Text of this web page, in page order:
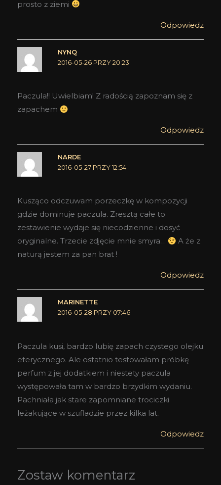
prosto z ziemi
Odpowiedz
NYNQ
2016-05-26 PRZY 20:23
Paczula!! Uwielbiam! Z radością zapoznam się z
zapachem
Odpowiedz
NARDE
2016-05-27 PRZY 12:54
Kusząco odczuwam porzeczkę w kompozycji
gdzie dominuje paczula. Zresztą całe to
zestawienie wydaje się niecodzienne i dosyć
oryginalne. Trzecie zdjęcie mnie smyra…
A że z
naturą jestem za pan brat !
Odpowiedz
MARINETTE
2016-05-28 PRZY 07:46
Paczula kusi, bardzo lubię zapach czystego olejku
eterycznego. Ale ostatnio testowałam próbkę
perfum z jej dodatkiem i niestety paczula
występowała tam w bardzo brzydkim wydaniu.
Pachniała jak stare zapomniane trociczki
leżakujące w szufladzie przez kilka lat.
Odpowiedz
Zostaw komentarz